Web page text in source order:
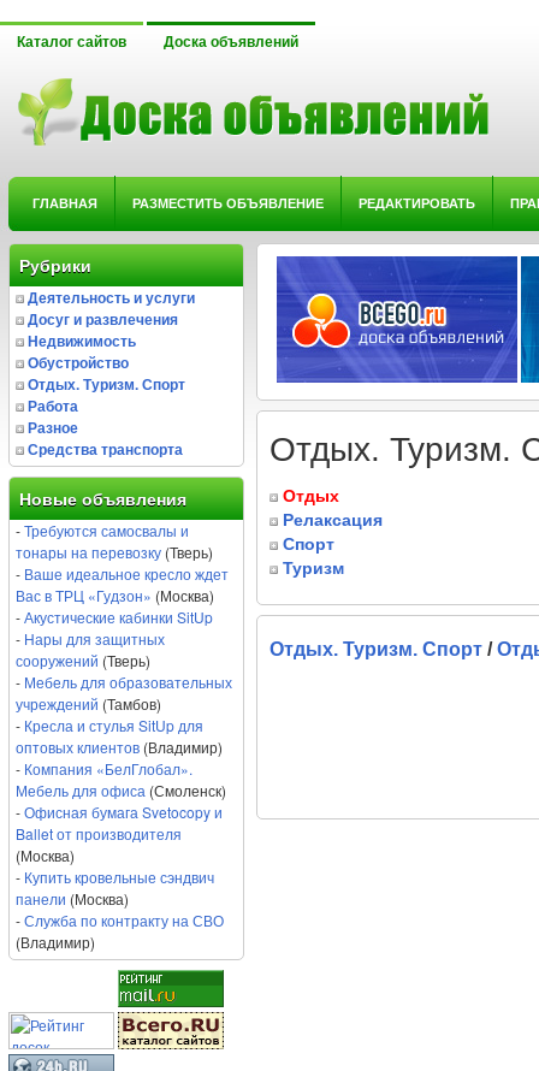
Каталог сайтов Доска объявлений
ГЛАВНАЯ РАЗМЕСТИТЬ ОБЪЯВЛЕНИЕ РЕДАКТИРОВАТЬ
Рубрики
Деятельность и услуги
Досуг и развлечения
Недвижимость
Обустройство
Отдых. Туризм. Спорт
Работа
Разное
Средства транспорта
Новые объявления
-Требуются самосвалы и
тонары на перевозку (Тверь)
- Ваше идеальное кресло ждет
Вас в ТРЦ «Гудзон» (Москва)
-Акустические кабинки SitUp
- Нары для защитных
сооружений (Тверь)
- Мебель для образовательных
учреждений (Тамбов)
- Кресла и стулья SitUp для
оптовых клиентов (Владимир)
- Компания «БелГлобал».
Мебель для офиса (Смоленск)
-Офисная бумага Svetocopy и
Ballet от производителя
(Москва)
- Купить кровельные сэндвич
панели (Москва)
-Служба по контракту на СВО
(Владимир)
Отдых. Туризм.
Отдых
Релаксация
Спорт
Туризм
Отдых. Туризм. Спорт /